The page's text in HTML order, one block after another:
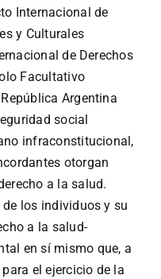
Internacional de
y Culturales
de Derechos
Facultativo
Argentina
social
infraconstitucional,
otorgan
a la salud.
de los individuos y su
a la salud-
en sí mismo que, a
el ejercicio de la